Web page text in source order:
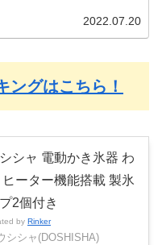
2022.07.20
ングはこちら！
シャ 電動かき氷器 わ
ヒーター機能搭載 製氷
2個付き
by Rinker
シシャ(DOSHISHA)